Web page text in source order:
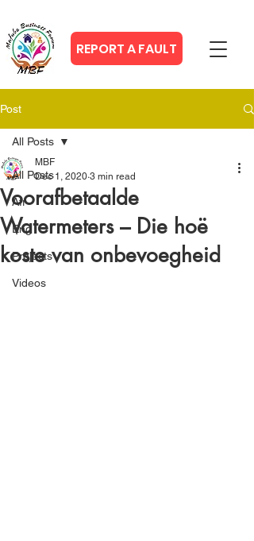
REPORT A FAULT
Post
All Posts
Afr
Eng
Projects
Videos
All Posts
Voorafbetaalde
Watermeters – Die hoë
koste van onbevoegheid
MBF
Dec 1, 2020 3 min read